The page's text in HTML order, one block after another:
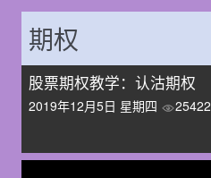
期权
股票期权教学：认沽期权
2019年12月5日 星期四 25422